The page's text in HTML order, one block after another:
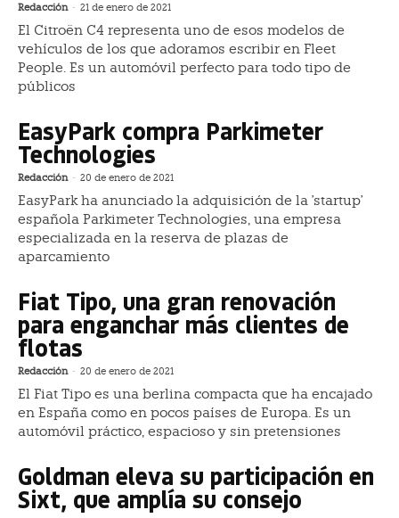
Redacción - 21 de enero de 2021
El Citroën C4 representa uno de esos modelos de
vehículos de los que adoramos escribir en Fleet
People. Es un automóvil perfecto para todo tipo de
públicos
EasyPark compra Parkimeter
Technologies
Redacción - 20 de enero de 2021
EasyPark ha anunciado la adquisición de la 'startup'
española Parkimeter Technologies, una empresa
especializada en la reserva de plazas de
aparcamiento
Fiat Tipo, una gran renovación
para enganchar más clientes de
flotas
Redacción - 20 de enero de 2021
El Fiat Tipo es una berlina compacta que ha encajado
en España como en pocos países de Europa. Es un
automóvil práctico, espacioso y sin pretensiones
Goldman eleva su participación en
Sixt, que amplía su consejo